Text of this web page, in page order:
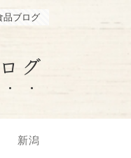
品ブログ
グ
新潟